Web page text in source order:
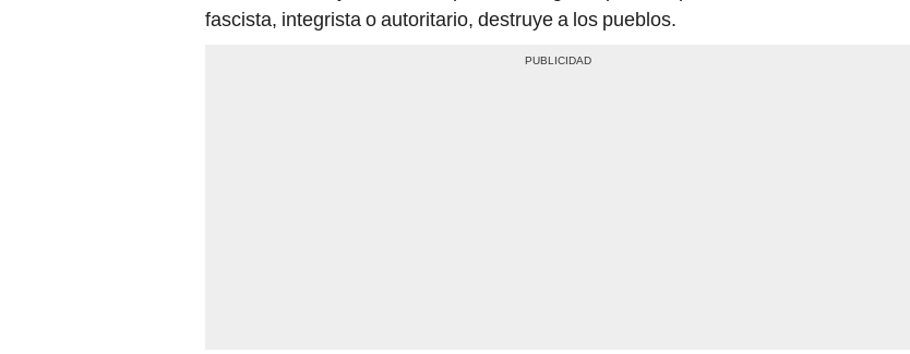
fascista, integrista o autoritario, destruye a los pueblos.